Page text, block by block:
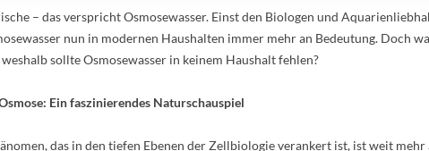
– das verspricht Osmosewasser. Einst den Biologen und
nun in modernen Haushalten immer mehr an Bedeutung. Doch
sollte Osmosewasser in keinem Haushalt fehlen?
Ein faszinierendes Naturschauspiel
das in den tiefen Ebenen der Zellbiologie verankert ist, ist weit